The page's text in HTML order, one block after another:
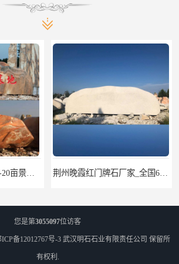
您是第3055097位访客
ICP备12012767号-3 武汉明石石业有限责任公司 保留所
有权利.